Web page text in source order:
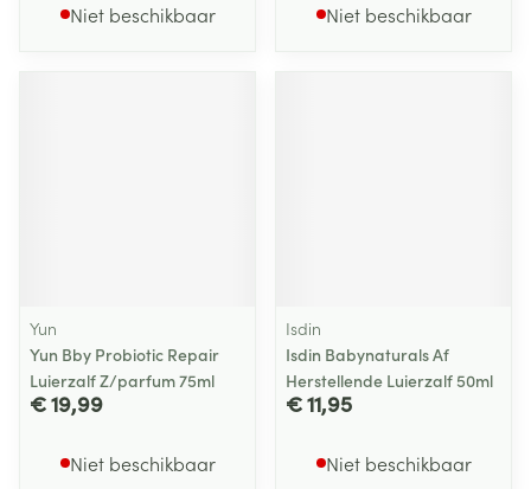
Niet beschikbaar Niet beschikbaar
Yun
Yun Bby Probiotic Repair
Luierzalf Z/parfum 75ml
€ 19,99
Niet beschikbaar
Isdin
Isdin Babynaturals Af
Herstellende Luierzalf 50ml
€ 11,95
Niet beschikbaar